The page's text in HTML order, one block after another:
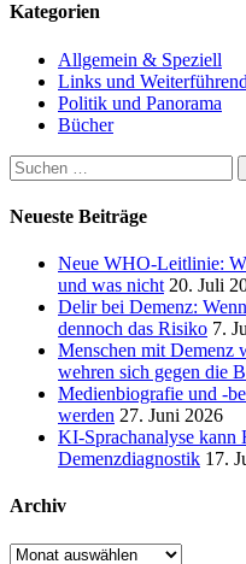
Kategorien
Allgemein & Speziell
Links und
Politik und Panorama
Bücher
Suchen
nach:
Neueste Beiträge
Neue WHO-Leitlinie:
und was nicht 20. Juli
Delir bei Demenz:
dennoch das Risiko 7.
Menschen mit Demenz
wehren sich gegen die
Medienbiografie und -
werden 27. Juni 2026
KI-Sprachanalyse kann
Demenzdiagnostik 17.
Archiv
Archiv